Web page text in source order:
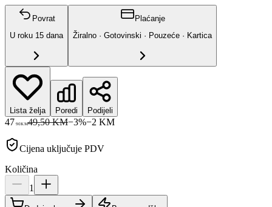
Povrat
U roku 15 dana
Plaćanje
Žiralno · Gotovinski · Pouzeće · Kartica
Lista želja Poredi Podijeli
47 90KM49,50 KM−3%−2 KM
Cijena uključuje PDV
Količina
1